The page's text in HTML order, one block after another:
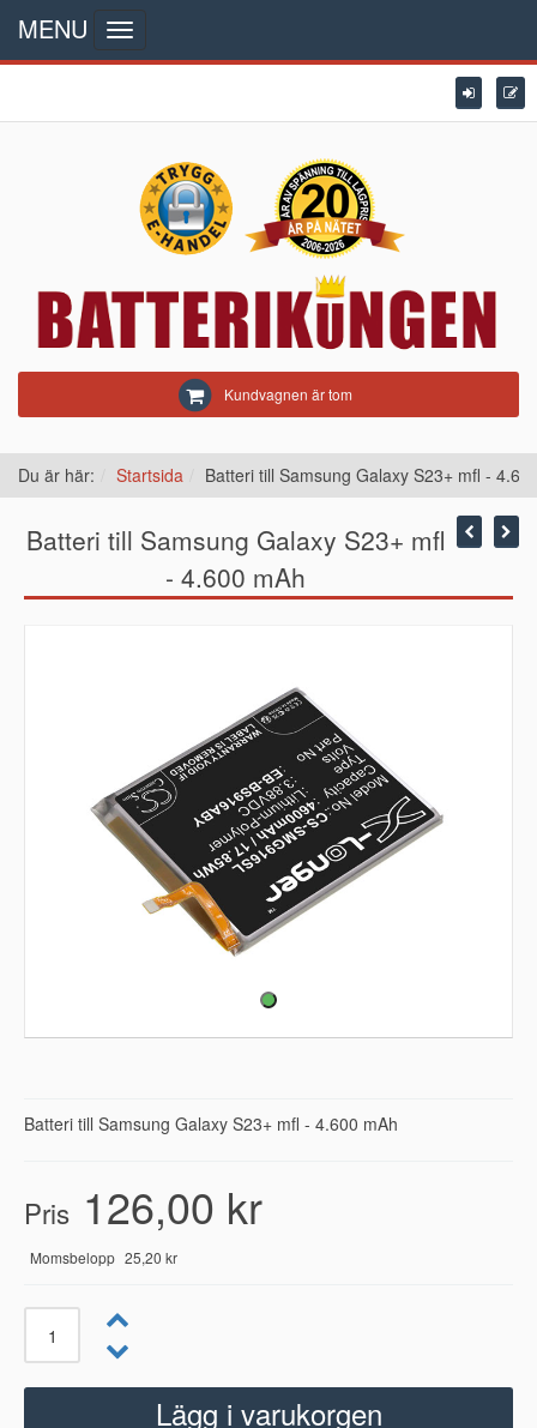
Kundvagnen är tom
MENU
Toggle
navigation
Du är här: Startsida Batteri till Samsung Galaxy S23+ mfl -
Batteri till Samsung Galaxy S23+ mfl
- 4.600 mAh
Batteri till Samsung Galaxy S23+ mfl - 4.600 mAh
Pris 126,00 kr
Momsbelopp 25,20 kr